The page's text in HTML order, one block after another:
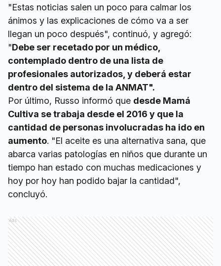
"Estas noticias salen un poco para calmar los
ánimos y las explicaciones de cómo va a ser
llegan un poco después", continuó, y agregó:
"Debe ser recetado por un médico,
contemplado dentro de una lista de
profesionales autorizados, y deberá estar
dentro del sistema de la ANMAT".
Por último, Russo informó que desde Mamá
Cultiva se trabaja desde el 2016 y que la
cantidad de personas involucradas ha ido en
aumento. "El aceite es una alternativa sana, que
abarca varias patologías en niños que durante un
tiempo han estado con muchas medicaciones y
hoy por hoy han podido bajar la cantidad",
concluyó.
Ads